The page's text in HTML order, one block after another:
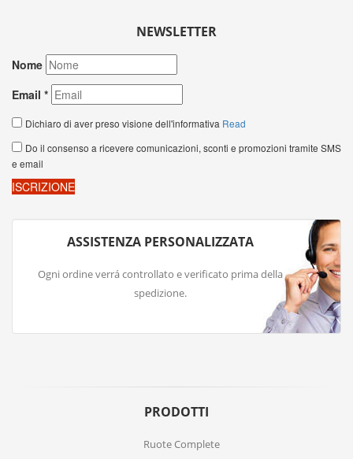
NEWSLETTER
ASSISTENZA PERSONALIZZATA
Ogni ordine verrá controllato e verificato prima della
spedizione.
PRODOTTI
Ruote Complete